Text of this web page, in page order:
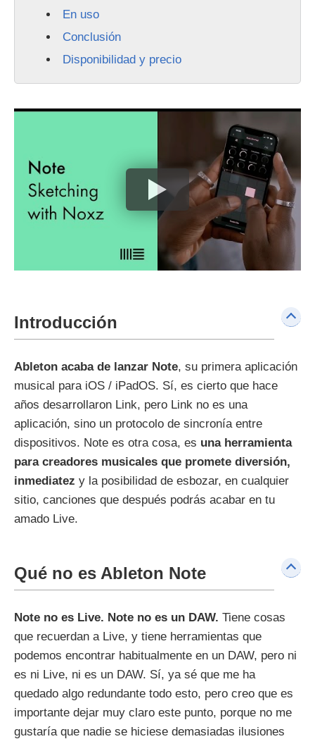
En uso
Conclusión
Disponibilidad y precio
Introducción
Ableton acaba de lanzar Note, su primera aplicación
musical para iOS / iPadOS. Sí, es cierto que hace
años desarrollaron Link, pero Link no es una
aplicación, sino un protocolo de sincronía entre
dispositivos. Note es otra cosa, es una herramienta
para creadores musicales que promete diversión,
inmediatez y la posibilidad de esbozar, en cualquier
sitio, canciones que después podrás acabar en tu
amado Live.
Qué no es Ableton Note
Note no es Live. Note no es un DAW. Tiene cosas
que recuerdan a Live, y tiene herramientas que
podemos encontrar habitualmente en un DAW, pero ni
es ni Live, ni es un DAW. Sí, ya sé que me ha
quedado algo redundante todo esto, pero creo que es
importante dejar muy claro este punto, porque no me
gustaría que nadie se hiciese demasiadas ilusiones